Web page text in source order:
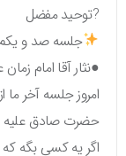
?توحید مفضل
جلسه صد و یکم
●نثار آقا امام زمان
امروز جلسه آخر
حضرت صادق علیه
اگر یه کسی بگه که